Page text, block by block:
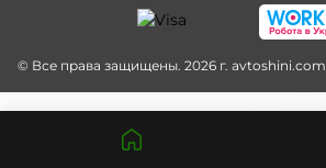
© Все права защищены. 2026 г. avtoshini.com